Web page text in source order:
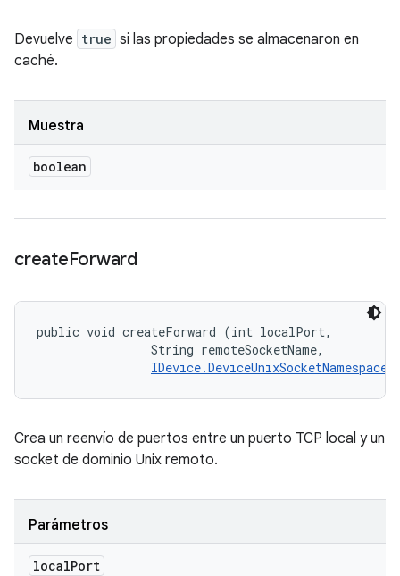
Devuelve true si las propiedades se almacenaron en
caché.
Muestra
boolean
createForward
public void createForward (int localPort,
                String remoteSocketName,
IDevice.DeviceUnixSocketNamespace
Crea un reenvío de puertos entre un puerto TCP local y un
socket de dominio Unix remoto.
Parámetros
localPort